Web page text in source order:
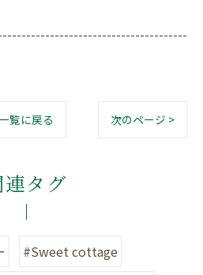
覧に戻る 次のページ >
連タグ
#Sweet cottage